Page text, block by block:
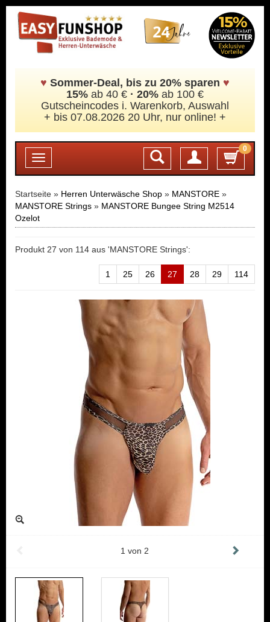
♥ Sommer-Deal, bis zu 20% sparen ♥
15% ab 40 € · 20% ab 100 €
Gutscheincodes i. Warenkorb, Auswahl
+ bis 07.08.2026 20 Uhr, nur online! +
Toggle
navigation
0
Login
Startseite » Herren Unterwäsche Shop » MANSTORE »
MANSTORE Strings » MANSTORE Bungee String M2514
Ozelot
Produkt 27 von 114 aus 'MANSTORE Strings':
1 25 26 27 28 29 114
1 von 2